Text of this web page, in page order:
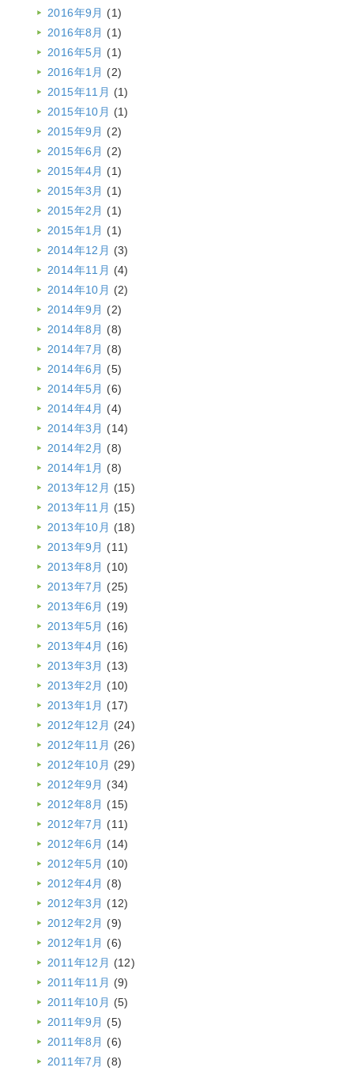
2016年9月 (1)
2016年8月 (1)
2016年5月 (1)
2016年1月 (2)
2015年11月 (1)
2015年10月 (1)
2015年9月 (2)
2015年6月 (2)
2015年4月 (1)
2015年3月 (1)
2015年2月 (1)
2015年1月 (1)
2014年12月 (3)
2014年11月 (4)
2014年10月 (2)
2014年9月 (2)
2014年8月 (8)
2014年7月 (8)
2014年6月 (5)
2014年5月 (6)
2014年4月 (4)
2014年3月 (14)
2014年2月 (8)
2014年1月 (8)
2013年12月 (15)
2013年11月 (15)
2013年10月 (18)
2013年9月 (11)
2013年8月 (10)
2013年7月 (25)
2013年6月 (19)
2013年5月 (16)
2013年4月 (16)
2013年3月 (13)
2013年2月 (10)
2013年1月 (17)
2012年12月 (24)
2012年11月 (26)
2012年10月 (29)
2012年9月 (34)
2012年8月 (15)
2012年7月 (11)
2012年6月 (14)
2012年5月 (10)
2012年4月 (8)
2012年3月 (12)
2012年2月 (9)
2012年1月 (6)
2011年12月 (12)
2011年11月 (9)
2011年10月 (5)
2011年9月 (5)
2011年8月 (6)
2011年7月 (8)